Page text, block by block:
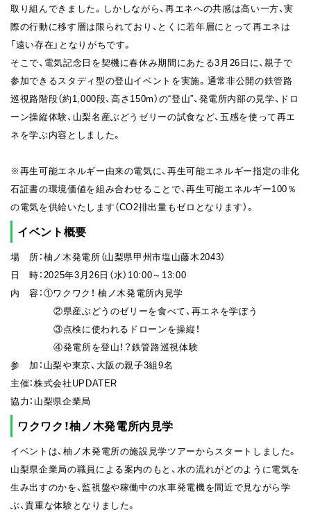
取り組んできました。しかしながら、再エネへの共感は高い一方、実
際の行動に移す層は限られており、とくに若年層にとって再エネは
「遠い存在」となりがちです。
そこで、電気記念日を契機に春休み期間にあたる3月26日に、親子で
参加できるスタディ型の登山イベントを実施。通常非公開の鉄管路
巡視路階段（約1,000段、高さ150m）の“登山”、発電所内部の見学、ドロ
ーン操縦体験、山梨名産ぶどうゼリーの試食など、五感を使って再エ
ネを学ぶ内容としました。
※再生可能エネルギー由来の電気に、再生可能エネルギー指定の非化
石証書の環境価値を組み合わせることで、再生可能エネルギー100％
の電気を供給いたします（CO2排出量もゼロとなります）。
イベント概要
場 所：柚ノ木発電所（山梨県甲州市塩山藤木2043）
日 時：2025年3月26日（水）10:00～13:00
内 容：①ワクワク！ 柚ノ木発電所内見学
②県産ぶどうのゼリーを食べて、再エネを学ぼう
③点検に使われるドローンを操縦！
④発電所を登山！？鉄管路巡視体験
参 加：山梨や東京、大阪の親子3組9名
主催：株式会社UPDATER
協力：山梨県企業局
ワクワク！柚ノ木発電所内見学
イベントは、柚ノ木発電所の施設見学ツアーからスタートしました。
山梨県企業局の職員による案内のもと、水の流れがどのように電気を
生み出すのかを、監視盤や稼働中の水車発電機を間近で見ながら学
ぶ、貴重な体験となりました。